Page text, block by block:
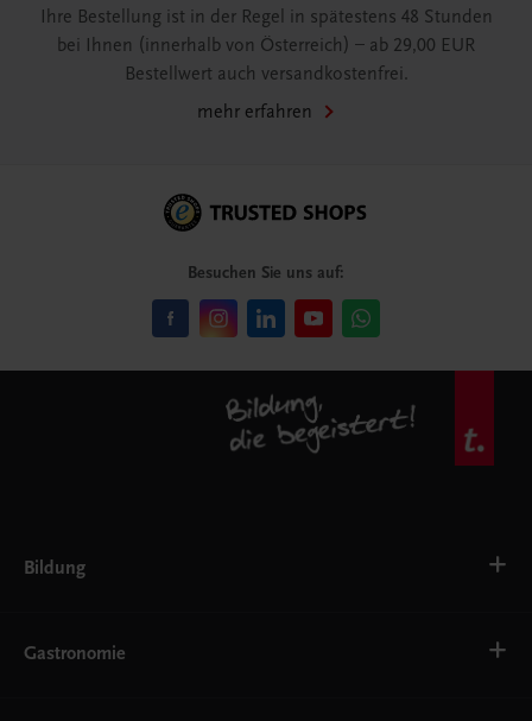
Ihre Bestellung ist in der Regel in spätestens 48 Stunden
bei Ihnen (innerhalb von Österreich) – ab 29,00 EUR
Bestellwert auch versandkostenfrei.
mehr erfahren
Besuchen Sie uns auf:
Bildung
AHS
Gastronomie